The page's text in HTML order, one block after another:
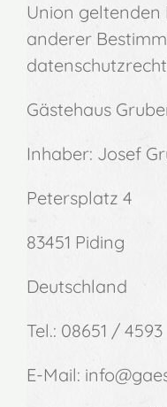
Union geltenden
anderer
Gästehaus
Inhaber: Josef
Petersplatz 4
83451 Piding
Deutschland
Tel.: 08651 / 4593
E-Mail: